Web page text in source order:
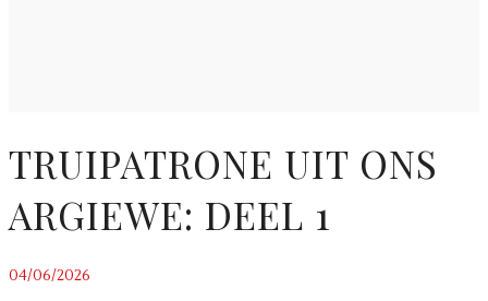
TRUIPATRONE UIT ONS
ARGIEWE: DEEL 1
04/06/2026